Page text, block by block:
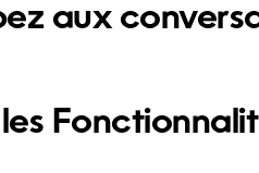
aux